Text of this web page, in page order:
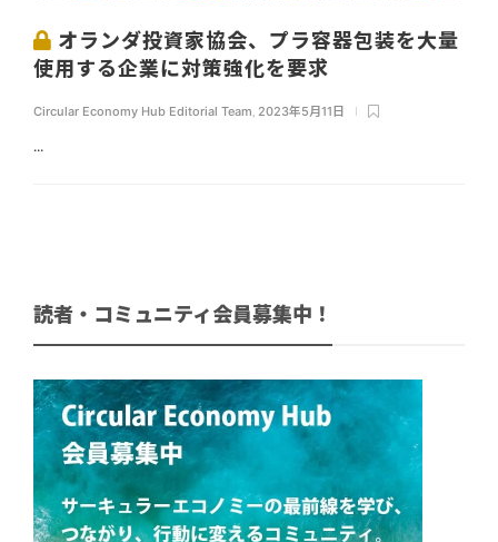
オランダ投資家協会、プラ容器包装を大量
使用する企業に対策強化を要求
Circular Economy Hub Editorial Team 2023年5月11日
...
読者・コミュニティ会員募集中！